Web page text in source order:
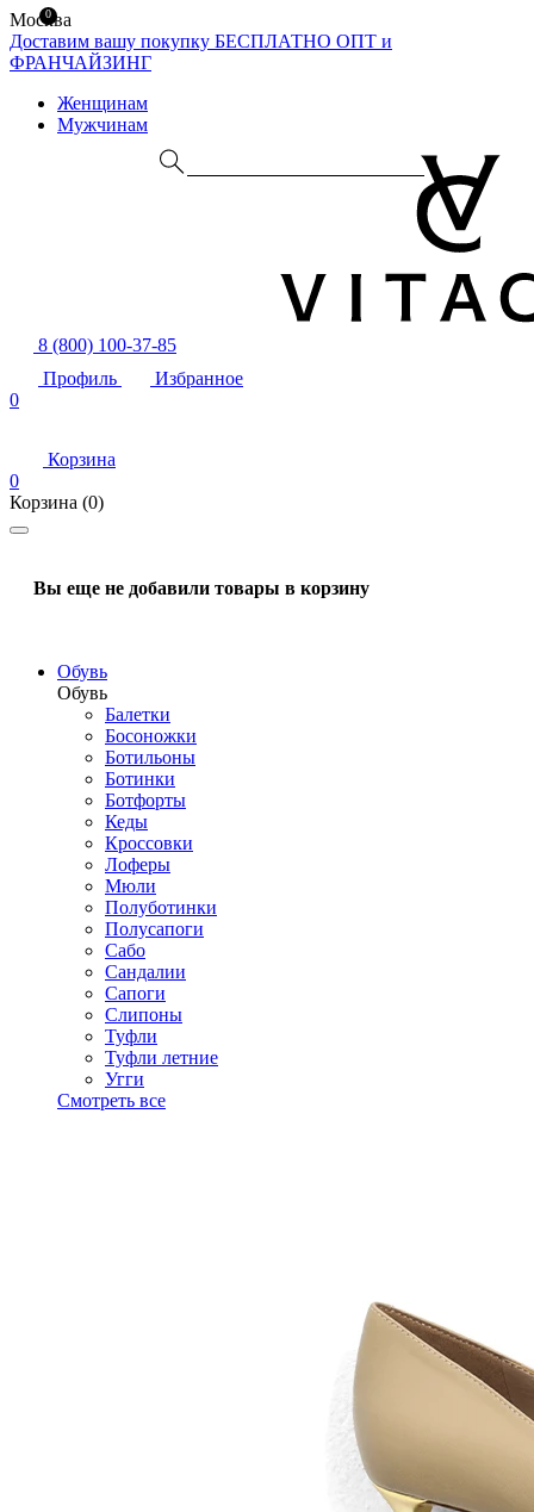
Москва
Доставим вашу покупку БЕСПЛАТНО ОПТ и
ФРАНЧАЙЗИНГ
Женщинам
Мужчинам
8 (800) 100-37-85
Профиль
Избранное
0
Корзина
0
Корзина (0)
Вы еще не добавили товары в корзину
Обувь
Обувь
Балетки
Босоножки
Ботильоны
Ботинки
Ботфорты
Кеды
Кроссовки
Лоферы
Мюли
Полуботинки
Полусапоги
Сабо
Сандалии
Сапоги
Слипоны
Туфли
Туфли летние
Угги
Смотреть все
0